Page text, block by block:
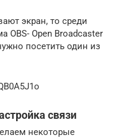
экран, то среди
OBS- Open Broadcaster
посетить один из
связи
некоторые